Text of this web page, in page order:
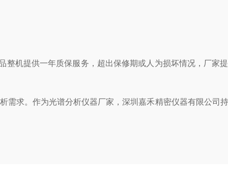
机提供一年质保服务，超出保修期或人为损坏情况，厂家
需求。作为光谱分析仪器厂家，深圳嘉禾精密仪器有限公司